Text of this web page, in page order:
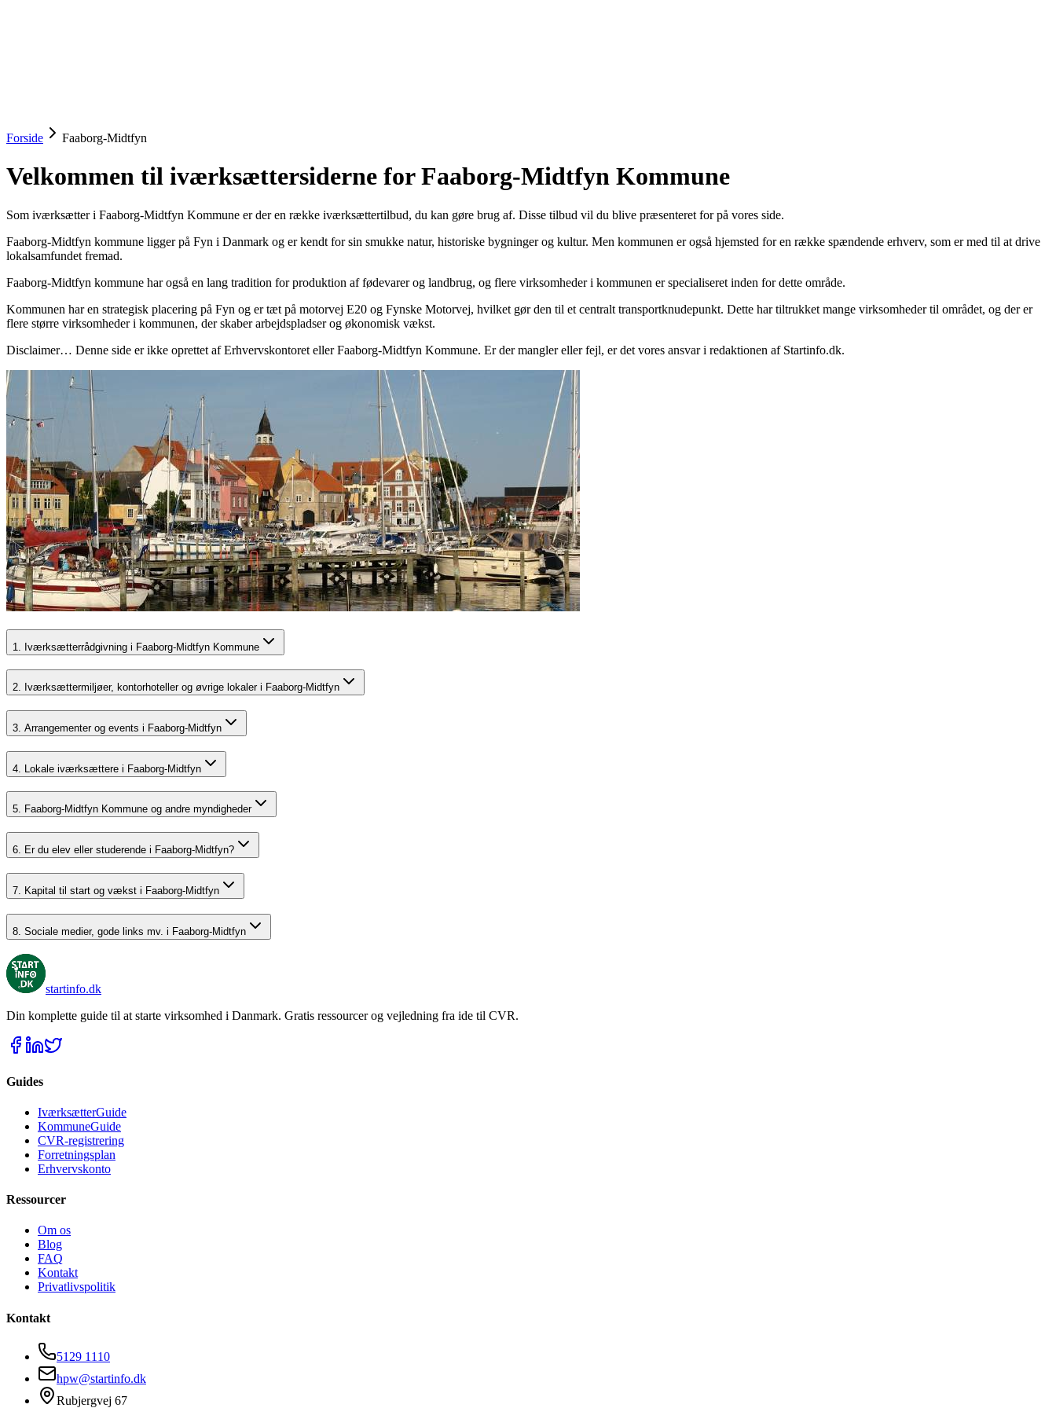
Forside Faaborg-Midtfyn
Velkommen til iværksættersiderne for Faaborg-Midtfyn Kommune
Som iværksætter i Faaborg-Midtfyn Kommune er der en række iværksættertilbud, du kan gøre brug af. Disse tilbud vil du blive præsenteret for på vores side.
Faaborg-Midtfyn kommune ligger på Fyn i Danmark og er kendt for sin smukke natur, historiske bygninger og kultur. Men kommunen er også hjemsted for en række spændende erhverv, som er med til at drive
lokalsamfundet fremad.
Faaborg-Midtfyn kommune har også en lang tradition for produktion af fødevarer og landbrug, og flere virksomheder i kommunen er specialiseret inden for dette område.
Kommunen har en strategisk placering på Fyn og er tæt på motorvej E20 og Fynske Motorvej, hvilket gør den til et centralt transportknudepunkt. Dette har tiltrukket mange virksomheder til området, og der er
flere større virksomheder i kommunen, der skaber arbejdspladser og økonomisk vækst.
Disclaimer… Denne side er ikke oprettet af Erhvervskontoret eller Faaborg-Midtfyn Kommune. Er der mangler eller fejl, er det vores ansvar i redaktionen af Startinfo.dk.
1. Iværksætterrådgivning i Faaborg-Midtfyn Kommune
2. Iværksættermiljøer, kontorhoteller og øvrige lokaler i Faaborg-Midtfyn
3. Arrangementer og events i Faaborg-Midtfyn
4. Lokale iværksættere i Faaborg-Midtfyn
5. Faaborg-Midtfyn Kommune og andre myndigheder
6. Er du elev eller studerende i Faaborg-Midtfyn?
7. Kapital til start og vækst i Faaborg-Midtfyn
8. Sociale medier, gode links mv. i Faaborg-Midtfyn
startinfo.dk
Din komplette guide til at starte virksomhed i Danmark. Gratis ressourcer og vejledning fra ide til CVR.
Guides
IværksætterGuide
KommuneGuide
CVR-registrering
Forretningsplan
Erhvervskonto
Ressourcer
Om os
Blog
FAQ
Kontakt
Privatlivspolitik
Kontakt
5129 1110
hpw@startinfo.dk
Rubjergvej 67